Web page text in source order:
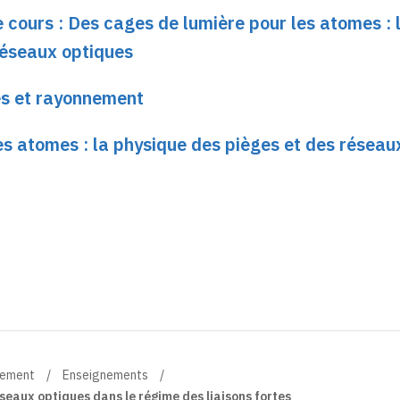
: Des cages de lumière pour les atomes :
optiques
et rayonnement
atomes : la physique des pièges et des
Enseignements
optiques dans le régime des liaisons fortes